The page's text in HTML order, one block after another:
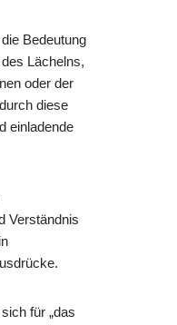
Bedeutung
Lächelns,
oder der
diese
einladende
Verständnis
für „das